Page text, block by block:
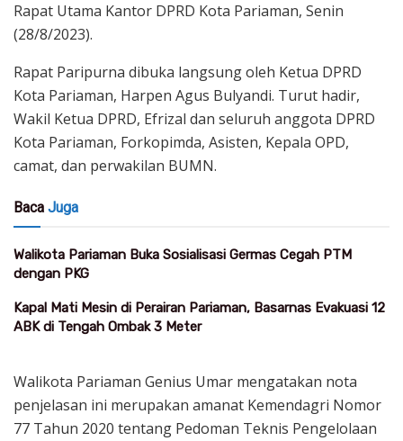
Rapat Utama Kantor DPRD Kota Pariaman, Senin
(28/8/2023).
Rapat Paripurna dibuka langsung oleh Ketua DPRD
Kota Pariaman, Harpen Agus Bulyandi. Turut hadir,
Wakil Ketua DPRD, Efrizal dan seluruh anggota DPRD
Kota Pariaman, Forkopimda, Asisten, Kepala OPD,
camat, dan perwakilan BUMN.
Baca Juga
Walikota Pariaman Buka Sosialisasi Germas Cegah PTM
dengan PKG
Kapal Mati Mesin di Perairan Pariaman, Basarnas Evakuasi 12
ABK di Tengah Ombak 3 Meter
Walikota Pariaman Genius Umar mengatakan nota
penjelasan ini merupakan amanat Kemendagri Nomor
77 Tahun 2020 tentang Pedoman Teknis Pengelolaan